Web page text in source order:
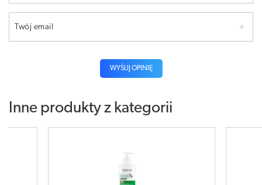
Twój email
WYŚLIJ OPINIĘ
Inne produkty z kategorii